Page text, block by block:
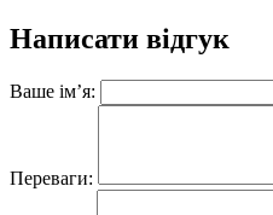
Написати відгук
Ваше ім’я:
Переваги: